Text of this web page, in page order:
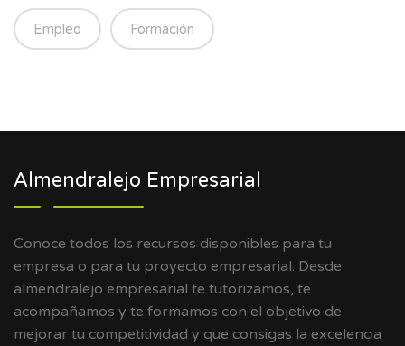
Empleo Formación
Almendralejo Empresarial
Conoce todos los recursos disponibles para tu
empresa o para tu proyecto empresarial. Desde
almendralejo empresarial te tutorizamos, te
acompañamos y te formamos con el objetivo de
mejorar tu competitividad y que consigas la excelencia